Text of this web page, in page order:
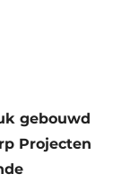
gebouwd
Projecten